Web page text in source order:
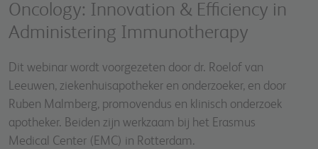
Oncology: Innovation & Efficiency in
Administering Immunotherapy
Dit webinar wordt voorgezeten door dr. Roelof van
Leeuwen, ziekenhuisapotheker en onderzoeker, en door
Ruben Malmberg, promovendus en klinisch onderzoek
apotheker. Beiden zijn werkzaam bij het Erasmus
Medical Center (EMC) in Rotterdam.